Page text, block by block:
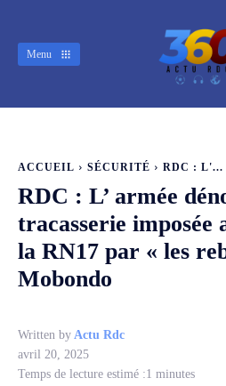
Menu
ACCUEIL SÉCURITÉ RDC : L'...
RDC : L’ armée
tracasserie imposée
la RN17 par « les
Mobondo
Written by Actu Rdc
avril 20, 2025
Temps de lecture estimé :1 minutes